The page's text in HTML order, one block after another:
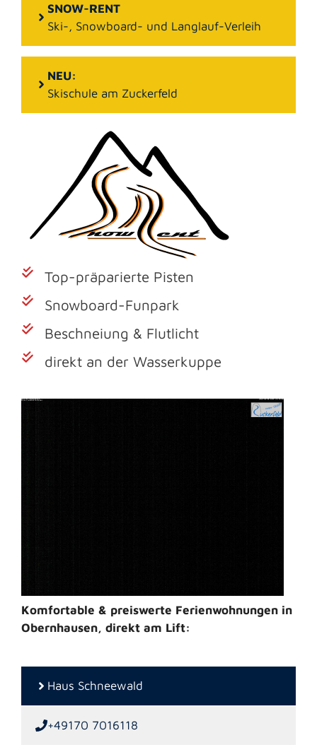
SNOW-RENT
Ski-, Snowboard- und Langlauf-Verleih
NEU:
Skischule am Zuckerfeld
Top-präparierte Pisten
Snowboard-Funpark
Beschneiung & Flutlicht
direkt an der Wasserkuppe
Komfortable & preiswerte Ferienwohnungen in
Obernhausen, direkt am Lift:
Haus Schneewald
+49170 7016118